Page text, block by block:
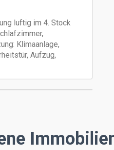
luftig im 4. Stock
Klimaanlage,
Aufzug,